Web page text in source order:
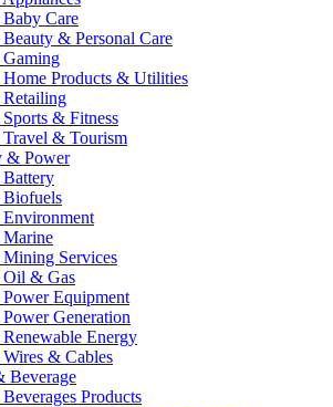
Baby Care
Beauty & Personal Care
Gaming
Home Products & Utilities
Retailing
Sports & Fitness
Travel & Tourism
& Power
Battery
Biofuels
Environment
Marine
Mining Services
Oil & Gas
Power Equipment
Power Generation
Renewable Energy
Wires & Cables
Beverage
Beverages Products